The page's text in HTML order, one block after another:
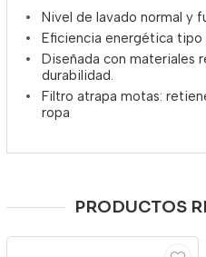
Nivel de lavado normal y
Eficiencia energética tipo
Diseñada con materiales
durabilidad.
Filtro atrapa motas:
ropa
PRODUCTOS